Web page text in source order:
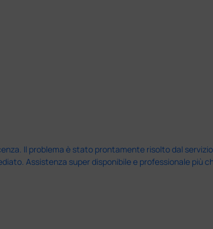
Il problema è stato prontamente risolto dal
Assistenza super disponibile e professionale più